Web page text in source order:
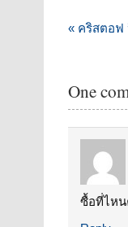
แนะแนว
« คริสตอฟ
One
ซื้อที่ไห